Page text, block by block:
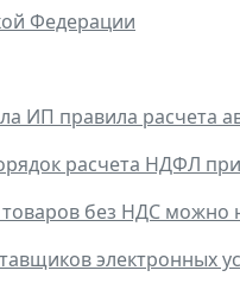
Федерации
ИП правила расчета
расчета НДФЛ
без НДС можно
электронных